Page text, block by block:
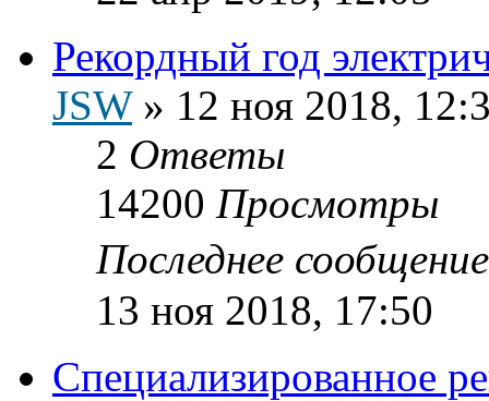
Рекордный год
JSW» 12 ноя 2018,
2 Ответы
14200 Просмотры
Последнее
13 ноя 2018, 17:50
Специализированное